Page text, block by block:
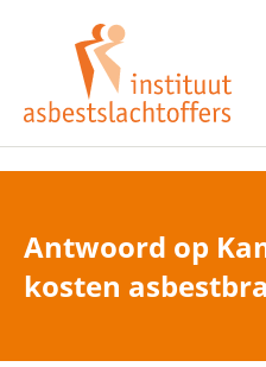
Heeft u
Heeft u Asbestose?
Asbest en
Antwoord op
kosten